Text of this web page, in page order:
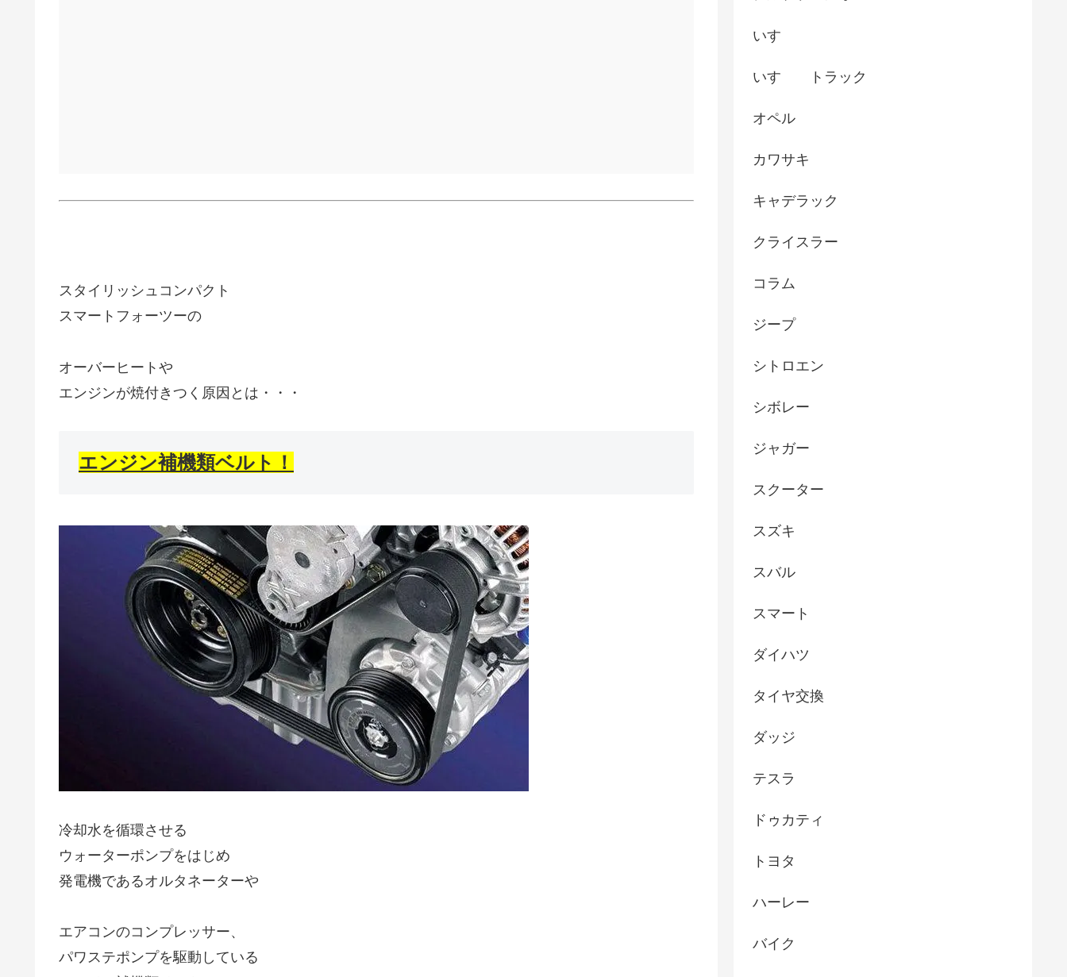
スタイリッシュコンパクト
スマートフォーツーの
オーバーヒートや
エンジンが焼付きつく原因とは・・・
エンジン補機類ベルト！
冷却水を循環させる
ウォーターポンプをはじめ
発電機であるオルタネーターや
エアコンのコンプレッサー、
パワステポンプを駆動している
いすゞ
いすゞ トラック
オペル
カワサキ
キャデラック
クライスラー
コラム
ジープ
シトロエン
シボレー
ジャガー
スクーター
スズキ
スバル
スマート
ダイハツ
タイヤ交換
ダッジ
テスラ
ドゥカティ
トヨタ
ハーレー
バイク